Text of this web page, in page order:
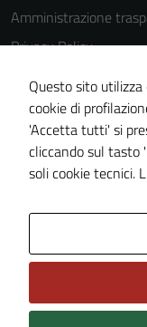
Amministrazione
Privacy Policy
Cookie Policy
Note legali
Dichiarazione di
Piano di
Questo sito
cookie di
'Accetta tutti' si
cliccando sul tasto
soli cookie tecnici.